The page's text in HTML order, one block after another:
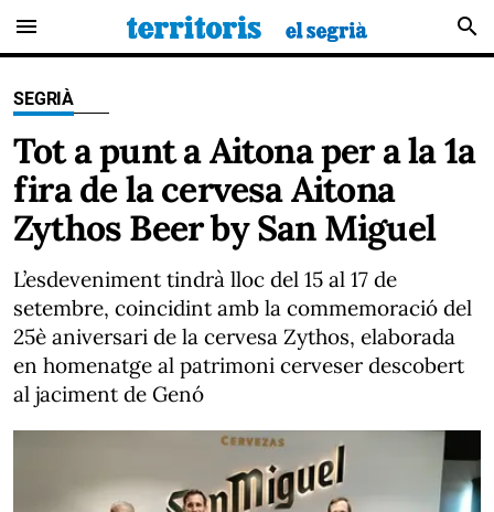
menu search
SEGRIÀ
Tot a punt a Aitona per a la 1a
fira de la cervesa Aitona
Zythos Beer by San Miguel
L’esdeveniment tindrà lloc del 15 al 17 de
setembre, coincidint amb la commemoració del
25è aniversari de la cervesa Zythos, elaborada
en homenatge al patrimoni cerveser descobert
al jaciment de Genó